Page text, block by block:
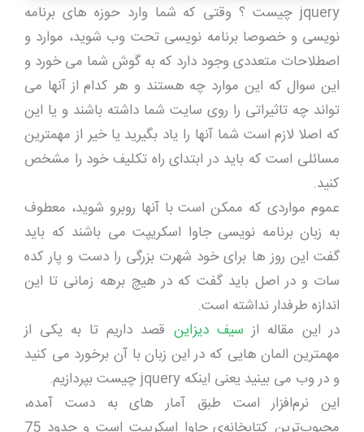
jquery چیست ؟ وقتی که شما وارد حوزه های برنامه
نویسی و خصوصا برنامه نویسی تحت وب شوید، موارد و
اصطلاحات متعددی وجود دارد که به گوش شما می خورد و
این سوال که این موارد چه هستند و هر کدام از آنها می
تواند چه تاثیراتی را روی سایت شما داشته باشند و یا این
که اصلا لازم است شما آنها را یاد بگیرید یا خیر از مهمترین
مسائلی است که باید در ابتدای راه تکلیف خود را مشخص
کنید.
عموم مواردی که ممکن است با آنها روبرو شوید، معطوف
به زبان برنامه نویسی جاوا اسکریپت می باشند که باید
گفت این روز ها برای خود شهرت بزرگی را دست و پار کده
سات و در اصل باید گفت که در هیچ برهه زمانی تا این
اندازه طرفدار نداشته است.
در این مقاله از سیف دیزاین قصد داریم تا به یکی از
مهمترین المان هایی که در این زبان با آن برخورد می کنید
و در وب می بینید یعنی اینکه jquery چیست بپردازیم.
این نرم‌افزار است طبق آمار های به دست آمده،